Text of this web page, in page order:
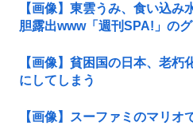
【画像】東雲うみ、食い込
胆露出www「週刊SPA!」の
【画像】貧困国の日本、老
にしてしまう
【画像】スーファミのマリオ